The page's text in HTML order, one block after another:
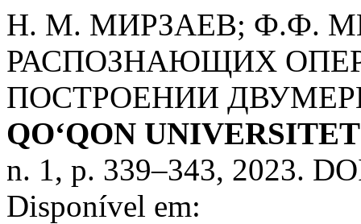
Н. М. МИРЗАЕВ; Ф.Ф.
РАСПОЗНАЮЩИХ
ПОСТРОЕНИИ
QO‘QON
n. 1, p. 339–343, 2023.
Disponível em: